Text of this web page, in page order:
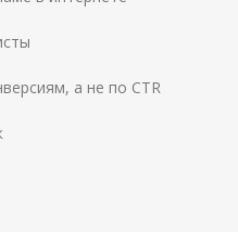
а не по CTR